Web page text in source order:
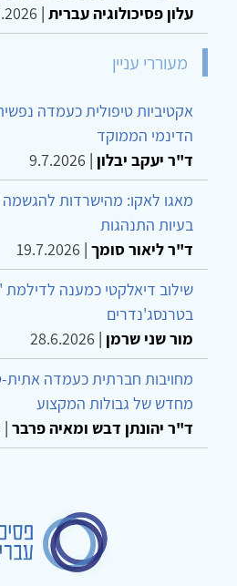
עלון פסיכולוגיה עברית |
מעוררי עניין
אקטיביות טיפולית כעמדה
הדינמי הממוקד
ד"ר יעקב יבלון |
9.7.2026
מאגו לאקו: מהישרדות להגשמה
בעיות התנהגות
ד"ר ליאור סומך |
19.7.2026
שילוב דיאלקטי כמענה
בטרנסג'נדרים
מור שני שרמן |
28.6.2026
מחויבות חברתית כעמדה אתית-
מחדש של גבולות המקצוע
ד"ר יהונתן דבש ומאיה פרבר |